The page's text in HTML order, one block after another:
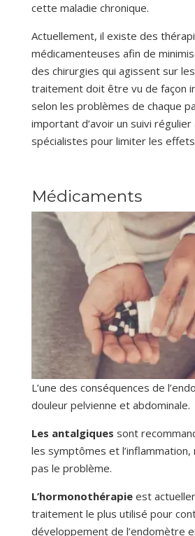
cette maladie chronique.
Actuellement, il existe des
médicamenteuses afin de
des chirurgies qui agissent sur
traitement doit être vu de façon
selon les problèmes de chaque
important d’avoir un suivi régulier
spécialistes pour limiter les
Médicaments
L’une des conséquences de
douleur pelvienne et abdominale.
Les antalgiques sont
les symptômes et
pas le problème.
L’hormonothérapie est
traitement le plus utilisé pour
développement de l’endomètre